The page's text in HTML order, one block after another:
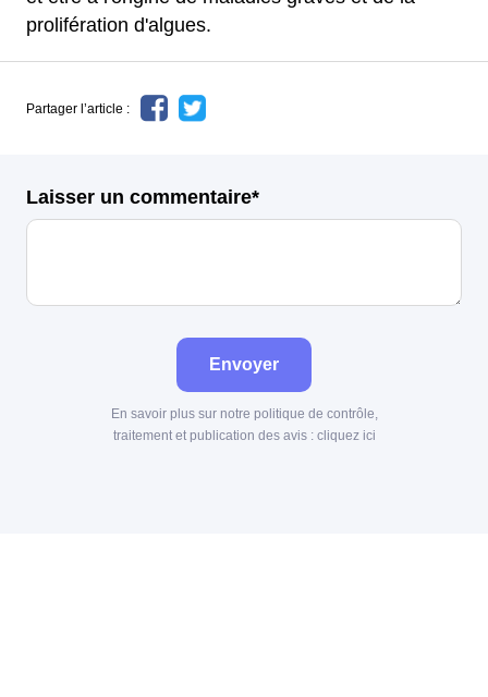
prolifération d'algues.
Partager l’article :
Laisser un commentaire*
Envoyer
En savoir plus sur notre politique de contrôle,
traitement et publication des avis : cliquez ici